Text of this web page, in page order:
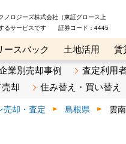
ノロジーズ株式会社（東証グロース上
るサービスです 証券コード：4445
ースバック 土地活用 賃
オンライン講座 リビンマ
業別売却事例 査定利用
却 住み替え・買い替え
売却・査定 島根県 雲